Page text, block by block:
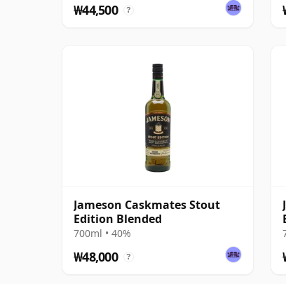
₩44,500 ?
Jameson Caskmates Stout
Edition Blended
700ml • 40%
₩48,000 ?